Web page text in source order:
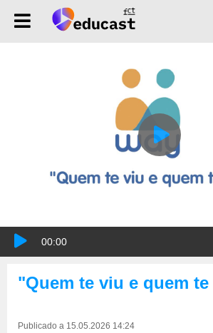
00:00
"Quem te viu e quem te
Publicado a 15.05.2026 14:24